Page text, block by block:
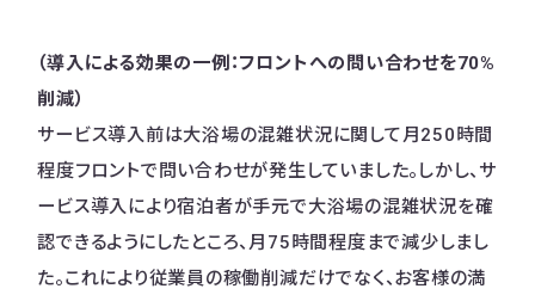
（導入による効果の一例：フロントへの問い合わせを70%
削減）
サービス導入前は大浴場の混雑状況に関して月250時間
程度フロントで問い合わせが発生していました。しかし、サ
ービス導入により宿泊者が手元で大浴場の混雑状況を確
認できるようにしたところ、月75時間程度まで減少しまし
た。これにより従業員の稼働削減だけでなく、お客様の満